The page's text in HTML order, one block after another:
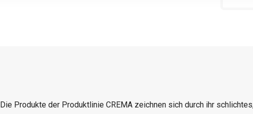
Die Produkte der Produktlinie CREMA zeichnen sich durch ihr